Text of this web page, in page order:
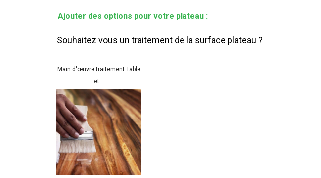
Ajouter des options pour votre plateau :
Souhaitez vous un traitement de la surface plateau ?
Main d'œuvre traitement Table
et...